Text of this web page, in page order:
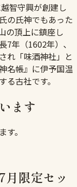
智守興が創建し
の氏神でもあった
の頂上に鎮座し
7年（1602年）、
れ「味酒神社」と
名帳』に伊予国温
古社です。
ます
。
限定セッ